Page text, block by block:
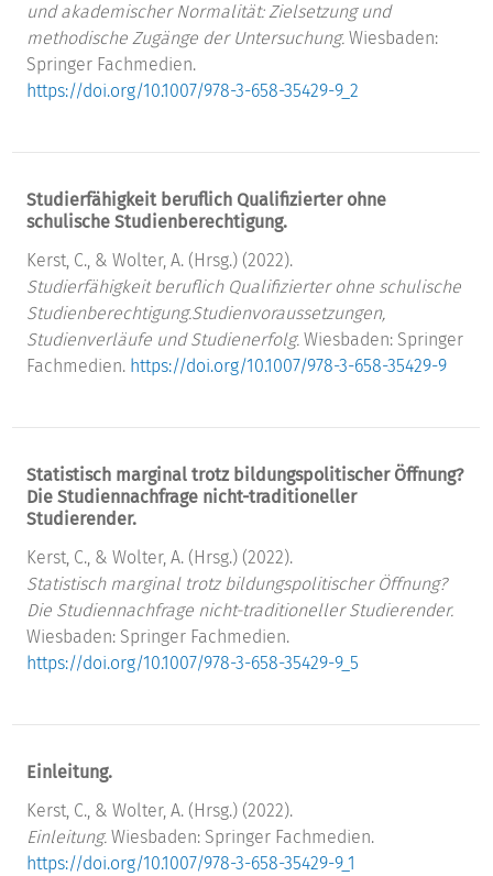
und akademischer Normalität: Zielsetzung und
methodische Zugänge der Untersuchung. Wiesbaden:
Springer Fachmedien.
https://doi.org/10.1007/978-3-658-35429-9_2
Studierfähigkeit beruflich Qualifizierter ohne
schulische Studienberechtigung.
Kerst, C., & Wolter, A. (Hrsg.) (2022).
Studierfähigkeit beruflich Qualifizierter ohne schulische
Studienberechtigung.Studienvoraussetzungen,
Studienverläufe und Studienerfolg. Wiesbaden: Springer
Fachmedien. https://doi.org/10.1007/978-3-658-35429-9
Statistisch marginal trotz bildungspolitischer Öffnung?
Die Studiennachfrage nicht-traditioneller
Studierender.
Kerst, C., & Wolter, A. (Hrsg.) (2022).
Statistisch marginal trotz bildungspolitischer Öffnung?
Die Studiennachfrage nicht-traditioneller Studierender.
Wiesbaden: Springer Fachmedien.
https://doi.org/10.1007/978-3-658-35429-9_5
Einleitung.
Kerst, C., & Wolter, A. (Hrsg.) (2022).
Einleitung. Wiesbaden: Springer Fachmedien.
https://doi.org/10.1007/978-3-658-35429-9_1